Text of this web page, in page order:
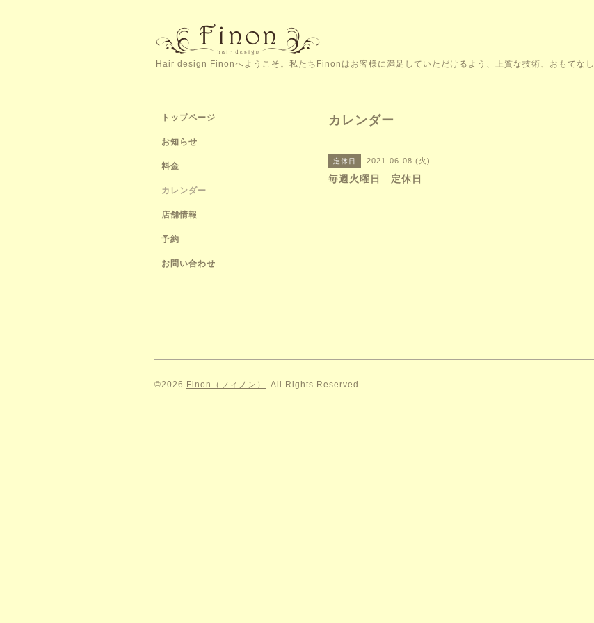
Hair design Finonへようこそ。私たちFinonはお客様に満足していただけるよう、上質な技術、おもてなし
カレンダー
定休日 2021-06-08 (火)
毎週火曜日 定休日
トップページ
お知らせ
料金
カレンダー
店舗情報
予約
お問い合わせ
©2026 Finon（フィノン） . All Rights Reserved.